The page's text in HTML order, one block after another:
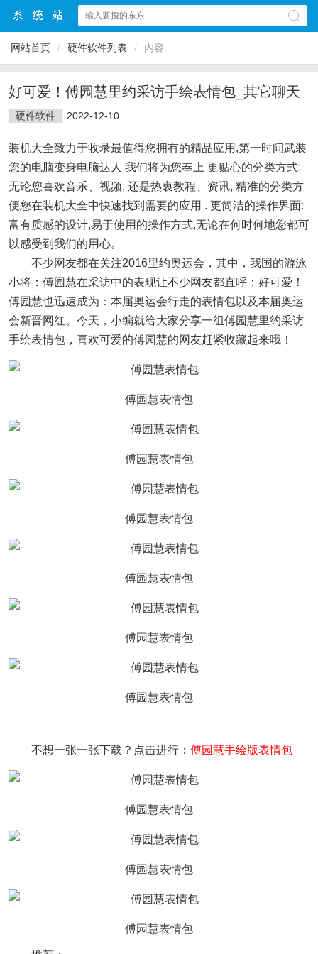
网站首页 / 硬件软件列表 / 内容
好可爱！傅园慧里约采访手绘表情包_其它聊天
硬件软件 2022-12-10
装机大全致力于收录最值得您拥有的精品应用,第一时间武装
您的电脑变身电脑达人 我们将为您奉上 更贴心的分类方式:
无论您喜欢音乐、视频, 还是热衷教程、资讯, 精准的分类方
便您在装机大全中快速找到需要的应用 . 更简洁的操作界面:
富有质感的设计,易于使用的操作方式,无论在何时何地您都可
以感受到我们的用心。
不少网友都在关注2016里约奥运会，其中，我国的游泳
小将：傅园慧在采访中的表现让不少网友都直呼：好可爱！
傅园慧也迅速成为：本届奥运会行走的表情包以及本届奥运
会新晋网红。今天，小编就给大家分享一组傅园慧里约采访
手绘表情包，喜欢可爱的傅园慧的网友赶紧收藏起来哦！
傅园慧表情包
傅园慧表情包
傅园慧表情包
傅园慧表情包
傅园慧表情包
傅园慧表情包
不想一张一张下载？点击进行： 傅园慧手绘版表情包
傅园慧表情包
傅园慧表情包
傅园慧表情包